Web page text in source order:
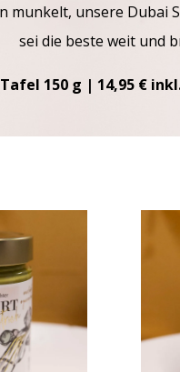
munkelt, unsere Dubai
sei die beste weit und
150 g | 14,95 €